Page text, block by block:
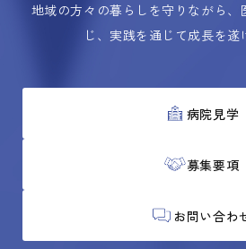
地域の方々の暮らしを守りながら、
じ、実践を通じて成長を遂
病院見学
募集要項
お問い合わ